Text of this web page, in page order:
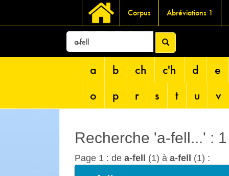
Corpus Abréviations 1
DEVRI
a b ch c'h d
e
o
p r s t u v
Recherche 'a-fell...' :
Page 1 : de a-fell (1) à a-fell (1) :